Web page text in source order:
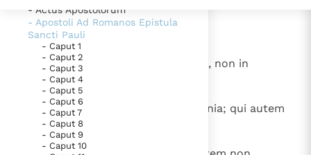
Lezen
Documenten
Thema’s
Berichten
Denzinger
Over ons
Over RK Documenten
Gebruiksvoorwaarden
Nieuwste Documenten
- Actus Apostolorum
- Apostoli Ad Romanos Epistula
Sancti Pauli
- Caput 1
- Caput 2
- Caput 3
- Caput 4
- Caput 5
- Caput 6
- Caput 7
- Caput 8
- Caput 9
- Caput 10
- Caput 14
Infirmum autem in fide assumite, non in
disceptatio nibus cogitationum.
Alius enim credit manducare omnia; qui autem
infirmus est, holus manducat.